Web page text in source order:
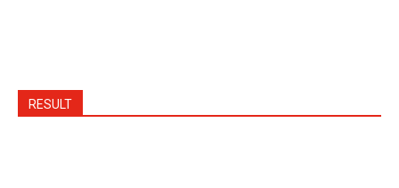
RESULT